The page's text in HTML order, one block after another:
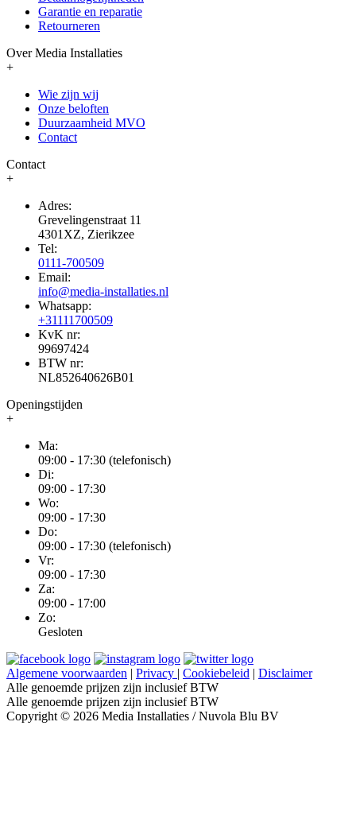
Garantie en reparatie
Retourneren
Over Media Installaties
+
Wie zijn wij
Onze beloften
Duurzaamheid MVO
Contact
Contact
+
Adres:
Grevelingenstraat 11
4301XZ, Zierikzee
Tel:
0111-700509
Email:
info@media-installaties.nl
Whatsapp:
+31111700509
KvK nr:
99697424
BTW nr:
NL852640626B01
Openingstijden
+
Ma:
09:00 - 17:30 (telefonisch)
Di:
09:00 - 17:30
Wo:
09:00 - 17:30
Do:
09:00 - 17:30 (telefonisch)
Vr:
09:00 - 17:30
Za:
09:00 - 17:00
Zo:
Gesloten
Algemene voorwaarden | Privacy | Cookiebeleid | Disclaimer
Alle genoemde prijzen zijn inclusief BTW
Alle genoemde prijzen zijn inclusief BTW
Copyright © 2026 Media Installaties / Nuvola Blu BV